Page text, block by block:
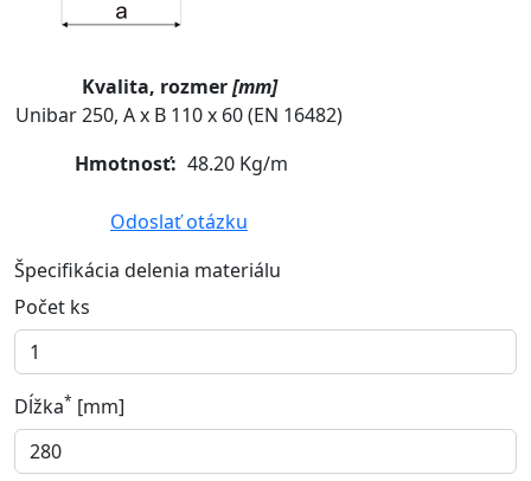
Kvalita, rozmer[mm]
Unibar 250, A x B 110 x 60 (EN 16482)
Hmotnosť: 48.20 Kg/m
Odoslať otázku
Špecifikácia delenia materiálu
Počet ks
Dĺžka* [mm]